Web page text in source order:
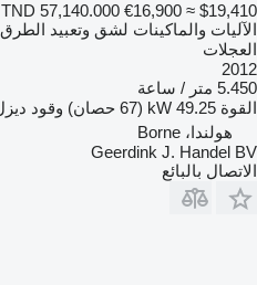
TND 57,140.000 €16,900 ≈ $19,410
الآليات والماكينات لشق وتعبيد
العجلات
2012
5.450 متر / ساعة
القوة 49.25 kW (67 حصان) وقود
هولندا، Borne
Geerdink J. Handel BV
الاتصال بالبائع